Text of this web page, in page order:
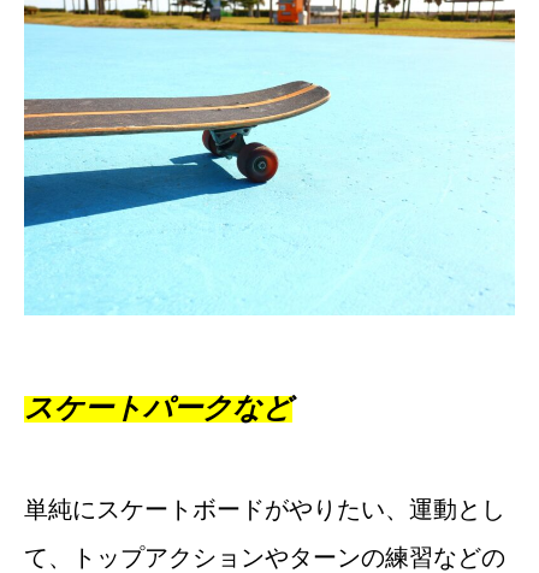
スケートパークなど
単純にスケートボードがやりたい、運動とし
て、トップアクションやターンの練習などの